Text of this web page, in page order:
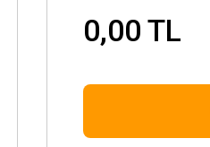
0,00 TL